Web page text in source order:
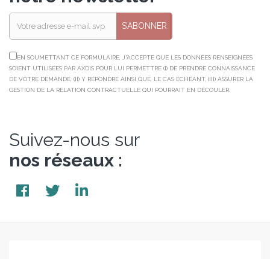
S’ABONNER
EN SOUMETTANT CE FORMULAIRE, J'ACCEPTE QUE LES DONNÉES RENSEIGNÉES
SOIENT UTILISÉES PAR AXDIS POUR LUI PERMETTRE (I) DE PRENDRE CONNAISSANCE
DE VOTRE DEMANDE, (II) Y RÉPONDRE AINSI QUE, LE CAS ÉCHÉANT, (III) ASSURER LA
GESTION DE LA RELATION CONTRACTUELLE QUI POURRAIT EN DÉCOULER.
Suivez-nous sur
nos réseaux :